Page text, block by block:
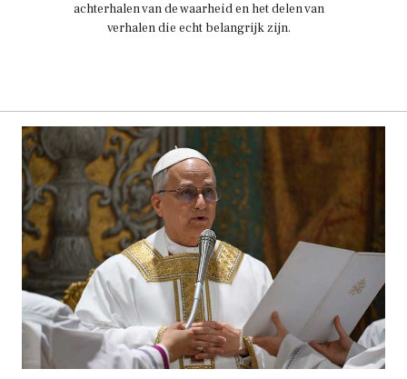
achterhalen van de waarheid en het delen van
verhalen die echt belangrijk zijn.